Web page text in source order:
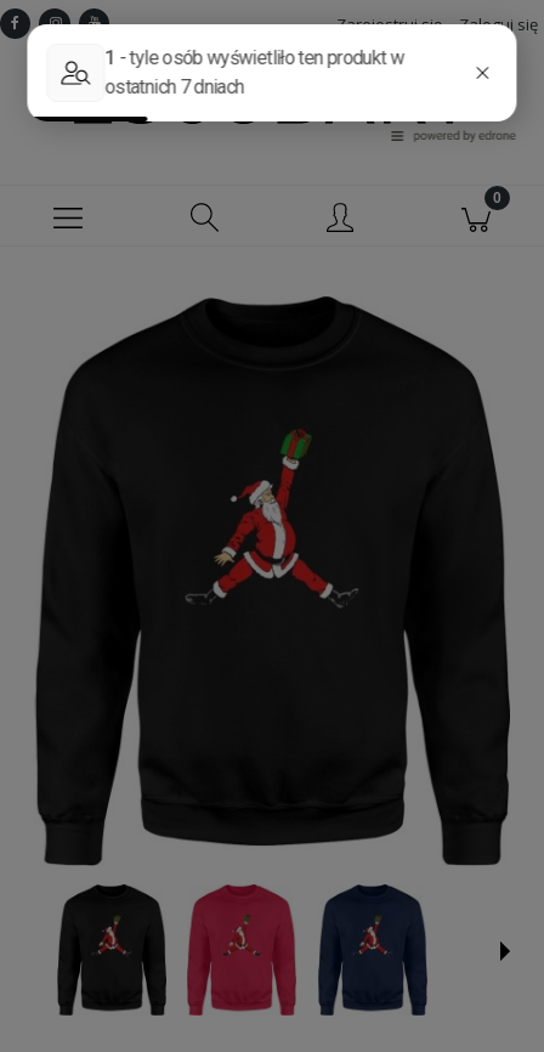
Zarejestruj się Zaloguj się